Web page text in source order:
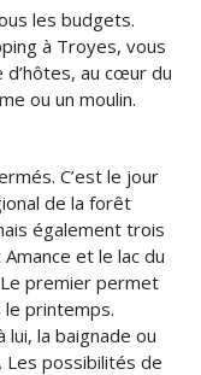
les budgets.
à Troyes, vous
au cœur du
ou un moulin.
C’est le jour
de la forêt
également trois
et le lac du
premier permet
printemps.
lui, la baignade ou
Les possibilités de